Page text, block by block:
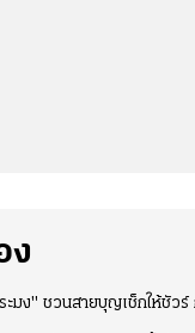
ง
ะมง" ชวนสายบุญเช็กให้ชัว